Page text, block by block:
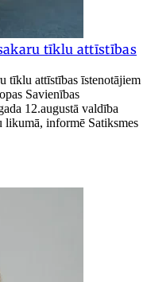
tīklu attīstības
tīklu attīstības īstenotājiem
Savienības
12.augustā valdība
likumā, informē Satiksmes